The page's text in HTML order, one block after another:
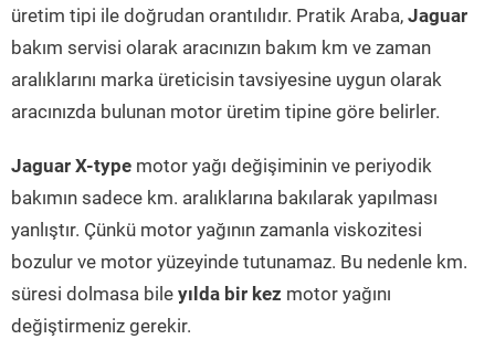
üretim tipi ile doğrudan orantılıdır. Pratik Araba, Jaguar
bakım servisi olarak aracınızın bakım km ve zaman
aralıklarını marka üreticisin tavsiyesine uygun olarak
aracınızda bulunan motor üretim tipine göre belirler.
Jaguar X-type motor yağı değişiminin ve periyodik
bakımın sadece km. aralıklarına bakılarak yapılması
yanlıştır. Çünkü motor yağının zamanla viskozitesi
bozulur ve motor yüzeyinde tutunamaz. Bu nedenle km.
süresi dolmasa bile yılda bir kez motor yağını
değiştirmeniz gerekir.